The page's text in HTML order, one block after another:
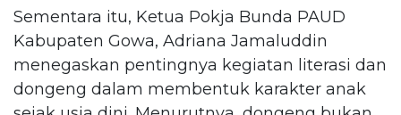
Sementara itu, Ketua Pokja Bunda PAUD
Kabupaten Gowa, Adriana Jamaluddin
menegaskan pentingnya kegiatan literasi dan
dongeng dalam membentuk karakter anak